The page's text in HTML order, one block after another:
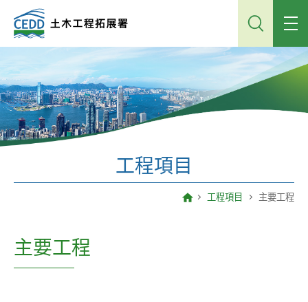
容
工程項目
工程項目 主要工程
主要工程